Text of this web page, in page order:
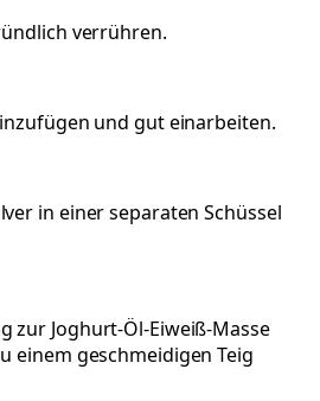
verrühren.
und gut einarbeiten.
in einer separaten Schüssel
zur Joghurt-Öl-Eiweiß-Masse
einem geschmeidigen Teig